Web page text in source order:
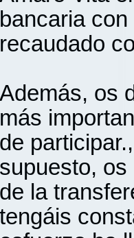
bancaria
recaudado
Además, os
más
de
supuesto,
de la
tengáis